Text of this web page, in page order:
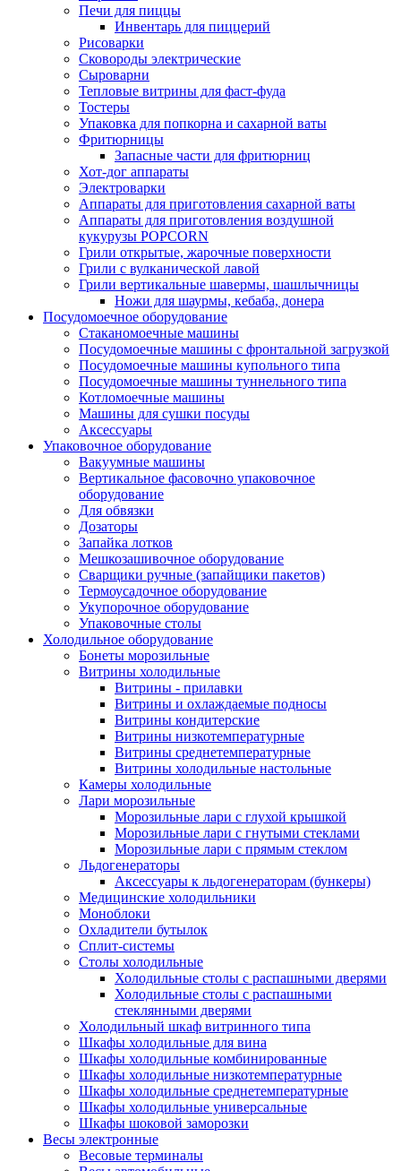
Печи для пиццы
Инвентарь для пиццерий
Рисоварки
Сковороды электрические
Сыроварни
Тепловые витрины для фаст-фуда
Тостеры
Упаковка для попкорна и сахарной ваты
Фритюрницы
Запасные части для фритюрниц
Хот-дог аппараты
Электроварки
Аппараты для приготовления сахарной ваты
Аппараты для приготовления воздушной
кукурузы POPCORN
Грили открытые, жарочные поверхности
Грили с вулканической лавой
Грили вертикальные шавермы, шашлычницы
Ножи для шаурмы, кебаба, донера
Посудомоечное оборудование
Стаканомоечные машины
Посудомоечные машины с фронтальной загрузкой
Посудомоечные машины купольного типа
Посудомоечные машины туннельного типа
Котломоечные машины
Машины для сушки посуды
Аксессуары
Упаковочное оборудование
Вакуумные машины
Вертикальное фасовочно упаковочное
оборудование
Для обвязки
Дозаторы
Запайка лотков
Мешкозашивочное оборудование
Сварщики ручные (запайщики пакетов)
Термоусадочное оборудование
Укупорочное оборудование
Упаковочные столы
Холодильное оборудование
Бонеты морозильные
Витрины холодильные
Витрины - прилавки
Витрины и охлаждаемые подносы
Витрины кондитерские
Витрины низкотемпературные
Витрины среднетемпературные
Витрины холодильные настольные
Камеры холодильные
Лари морозильные
Морозильные лари с глухой крышкой
Морозильные лари с гнутыми стеклами
Морозильные лари с прямым стеклом
Льдогенераторы
Аксессуары к льдогенераторам (бункеры)
Медицинские холодильники
Моноблоки
Охладители бутылок
Сплит-системы
Столы холодильные
Холодильные столы с распашными дверями
Холодильные столы с распашными
стеклянными дверями
Холодильный шкаф витринного типа
Шкафы холодильные для вина
Шкафы холодильные комбинированные
Шкафы холодильные низкотемпературные
Шкафы холодильные среднетемпературные
Шкафы холодильные универсальные
Шкафы шоковой заморозки
Весы электронные
Весовые терминалы